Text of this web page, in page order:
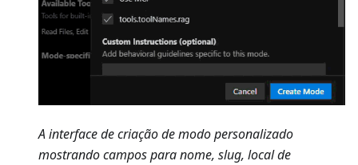
A interface de criação de modo personalizado
mostrando campos para nome, slug, local de